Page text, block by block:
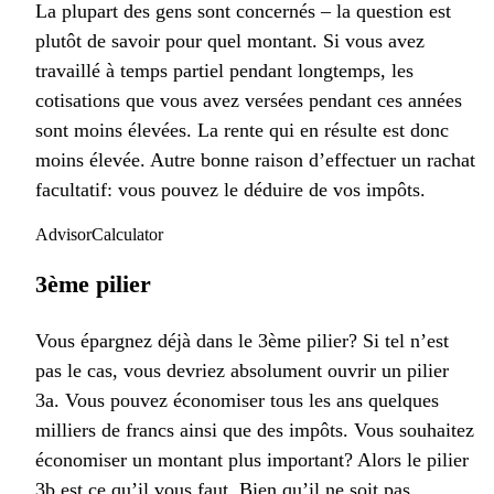
La plupart des gens sont concernés – la question est
plutôt de savoir pour quel montant. Si vous avez
travaillé à temps partiel pendant longtemps, les
cotisations que vous avez versées pendant ces années
sont moins élevées. La rente qui en résulte est donc
moins élevée. Autre bonne raison d’effectuer un rachat
facultatif: vous pouvez le déduire de vos impôts.
AdvisorCalculator
3ème pilier
Vous épargnez déjà dans le 3ème pilier? Si tel n’est
pas le cas, vous devriez absolument ouvrir un pilier
3a. Vous pouvez économiser tous les ans quelques
milliers de francs ainsi que des impôts. Vous souhaitez
économiser un montant plus important? Alors le pilier
3b est ce qu’il vous faut. Bien qu’il ne soit pas